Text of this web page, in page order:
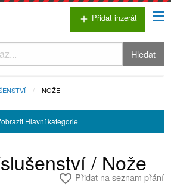
add Přidat inzerát
Hledat
NOŽE
Hlavní kategorie
/ Nože
favorite_border Přidat na seznam přání